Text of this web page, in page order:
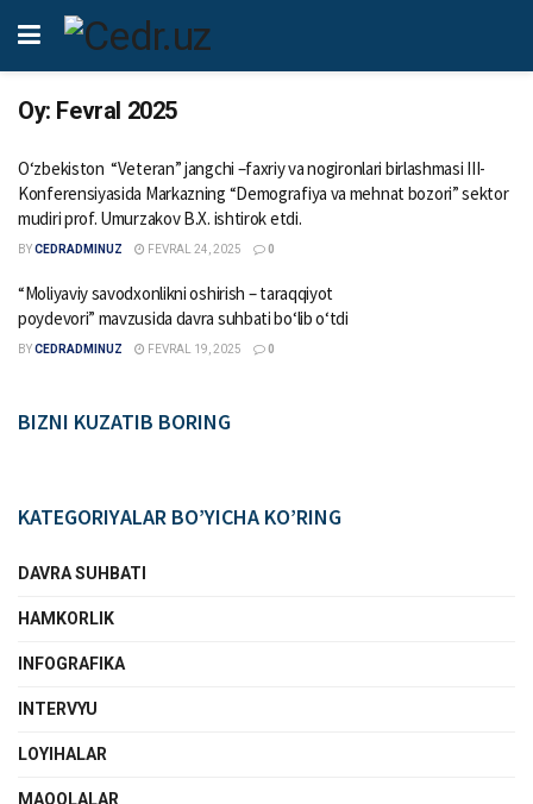
Oy: Fevral 2025
Oʻzbekiston “Veteran” jangchi –faxriy va nogironlari birlashmasi III-
Konferensiyasida Markazning “Demografiya va mehnat bozori” sektor
mudiri prof. Umurzakov B.X. ishtirok etdi.
BYCEDRADMINUZ FEVRAL 24, 2025 0
“Moliyaviy savodxonlikni oshirish – taraqqiyot
poydevori” mavzusida davra suhbati boʻlib oʻtdi
BYCEDRADMINUZ FEVRAL 19, 2025 0
BIZNI KUZATIB BORING
KATEGORIYALAR BO’YICHA KO’RING
DAVRA SUHBATI
HAMKORLIK
INFOGRAFIKA
INTERVYU
LOYIHALAR
MAQOLALAR